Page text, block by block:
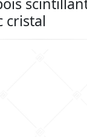
cristal